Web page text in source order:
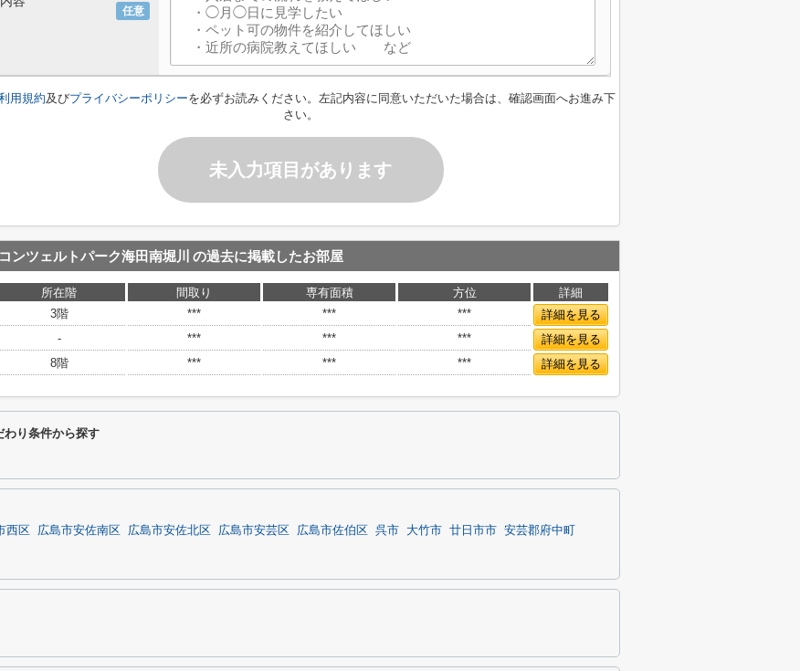
任意
用規約及びプライバシーポリシーを必ずお読みください。左記内容に同意いただいた場合は、確認画面へお進み下
さい。
未入力項目があります
コンツェルトパーク海田南堀川 の過去に掲載したお部屋
所在階 間取り 専有面積 方位
詳細
3階
*** *** ***
詳細を見る
-
*** *** ***
詳細を見る
8階
*** *** *** 詳細を見る
わり条件から探す
西区 広島市安佐南区 広島市安佐北区 広島市安芸区 広島市佐伯区 呉市 大竹市 廿日市市 安芸郡府中町